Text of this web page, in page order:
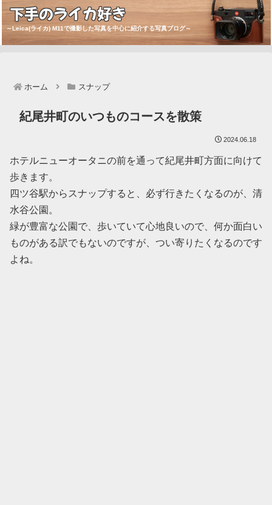
下手のライカ好き
～Leica(ライカ) M11で撮影した写真を中心に紹介する写真ブログ～
ホーム スナップ
紀尾井町のいつものコースを散策
2024.06.18
ホテルニューオータニの前を通って紀尾井町方面に向けて
歩きます。
四ツ谷駅からスナップすると、必ず行きたくなるのが、清
水谷公園。
緑が豊富な公園で、歩いていて心地良いので、何か面白い
ものがある訳でもないのですが、つい寄りたくなるのです
よね。